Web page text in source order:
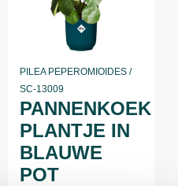
PILEA PEPEROMIOIDES /
SC-13009
PANNENKOEK
PLANTJE IN
BLAUWE
POT